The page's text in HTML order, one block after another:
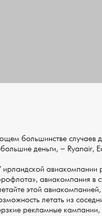
большинстве случаев
деньги, – Ryanair,
авиакомпании
авиакомпания в
этой
летать из
рекламные кампании,